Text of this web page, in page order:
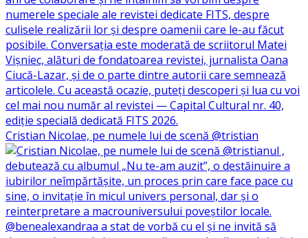
Cristian Nicolae, pe numele lui de scenă @tristian